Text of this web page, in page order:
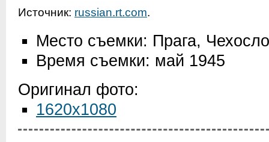
Источник: russian.rt.com.
Место съемки: Прага,
Время съемки: май 1945
Оригинал фото:
1620x1080